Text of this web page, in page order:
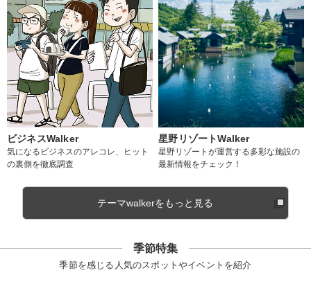
ビジネスWalker
気になるビジネスのアレコレ、ヒット
の裏側を徹底調査
星野リゾートWalker
星野リゾートが運営する多彩な施設の
最新情報をチェック！
テーマwalkerをもっと見る
季節特集
季節を感じる人気のスポットやイベントを紹介